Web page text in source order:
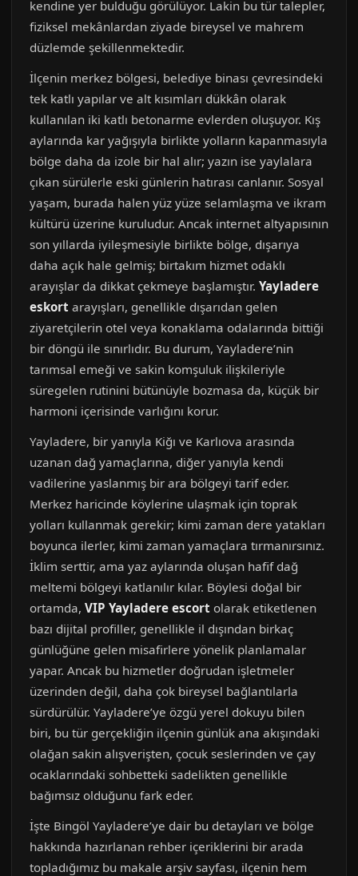
kendine yer bulduğu görülüyor. Lakin bu tür talepler,
fiziksel mekânlardan ziyade bireysel ve mahrem
düzlemde şekillenmektedir.
İlçenin merkez bölgesi, belediye binası çevresindeki
tek katlı yapılar ve alt kısımları dükkân olarak
kullanılan iki katlı betonarme evlerden oluşuyor. Kış
aylarında kar yağışıyla birlikte yolların kapanmasıyla
bölge daha da izole bir hal alır; yazın ise yaylalara
çıkan sürülerle eski günlerin hatırası canlanır. Sosyal
yaşam, burada halen yüz yüze selamlaşma ve ikram
kültürü üzerine kuruludur. Ancak internet altyapısının
son yıllarda iyileşmesiyle birlikte bölge, dışarıya
daha açık hale gelmiş; birtakım hizmet odaklı
arayışlar da dikkat çekmeye başlamıştır. Yayladere
eskort arayışları, genellikle dışarıdan gelen
ziyaretçilerin otel veya konaklama odalarında bittiği
bir döngü ile sınırlıdır. Bu durum, Yayladere’nin
tarımsal emeği ve sakin komşuluk ilişkileriyle
süregelen rutinini bütünüyle bozmasa da, küçük bir
harmoni içerisinde varlığını korur.
Yayladere, bir yanıyla Kiğı ve Karlıova arasında
uzanan dağ yamaçlarına, diğer yanıyla kendi
vadilerine yaslanmış bir ara bölgeyi tarif eder.
Merkez haricinde köylerine ulaşmak için toprak
yolları kullanmak gerekir; kimi zaman dere yatakları
boyunca ilerler, kimi zaman yamaçlara tırmanırsınız.
İklim serttir, ama yaz aylarında oluşan hafif dağ
meltemi bölgeyi katlanılır kılar. Böylesi doğal bir
ortamda, VIP Yayladere escort olarak etiketlenen
bazı dijital profiller, genellikle il dışından birkaç
günlüğüne gelen misafirlere yönelik planlamalar
yapar. Ancak bu hizmetler doğrudan işletmeler
üzerinden değil, daha çok bireysel bağlantılarla
sürdürülür. Yayladere’ye özgü yerel dokuyu bilen
biri, bu tür gerçekliğin ilçenin günlük ana akışındaki
olağan sakin alışverişten, çocuk seslerinden ve çay
ocaklarındaki sohbetteki sadelikten genellikle
bağımsız olduğunu fark eder.
İşte Bingöl Yayladere’ye dair bu detayları ve bölge
hakkında hazırlanan rehber içeriklerini bir arada
topladığımız bu makale arşiv sayfası, ilçenin hem